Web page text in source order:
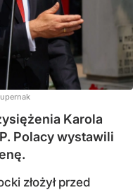
Karola
Polacy wystawili
złożył przed